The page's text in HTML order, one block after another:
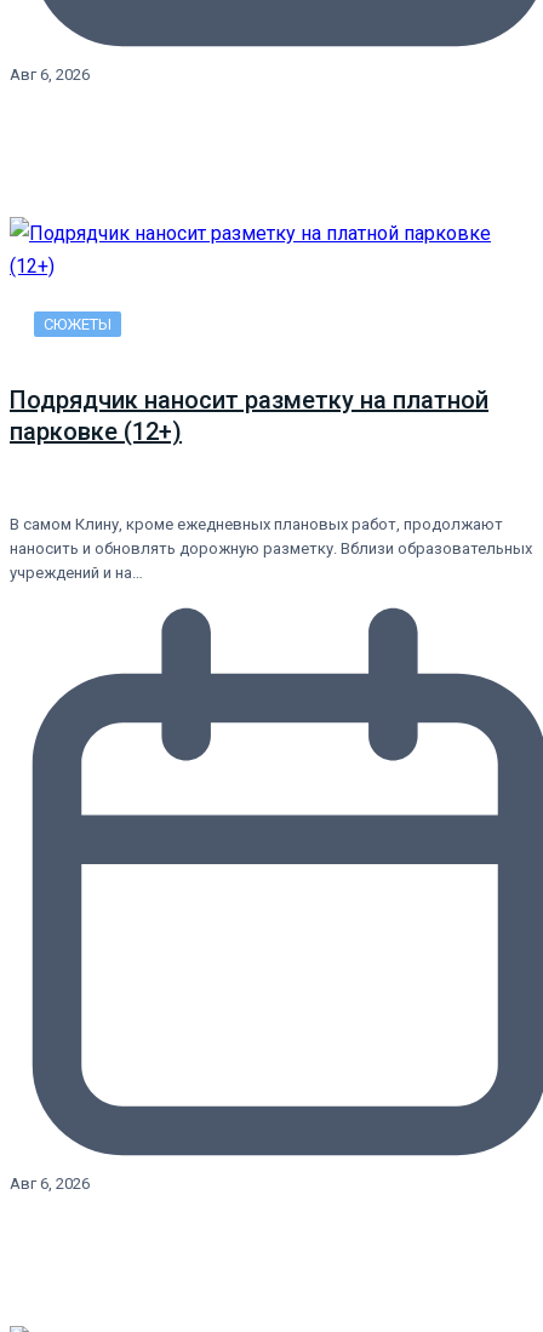
Авг 6, 2026
СЮЖЕТЫ
Подрядчик наносит разметку на платной
парковке (12+)
В самом Клину, кроме ежедневных плановых работ, продолжают
наносить и обновлять дорожную разметку. Вблизи образовательных
учреждений и на…
Авг 6, 2026